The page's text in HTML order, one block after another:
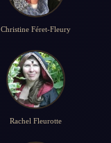
Christine Féret-Fleury
Rachel Fleurotte